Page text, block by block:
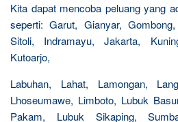
Kita dapat mencoba peluang yang
seperti: Garut, Gianyar,
Sitoli, Indramayu, Jakarta,
Kutoarjo,
Labuhan, Lahat, Lamongan,
Lhoseumawe, Limboto, Lubuk
Pakam, Lubuk Sikaping,